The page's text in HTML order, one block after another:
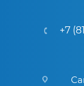
+7